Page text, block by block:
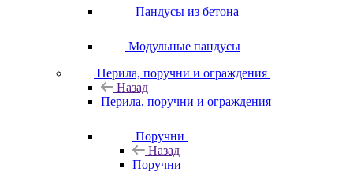
Пандусы из бетона
Модульные пандусы
Перила, поручни и ограждения
Назад
Перила, поручни и ограждения
Поручни
Назад
Поручни